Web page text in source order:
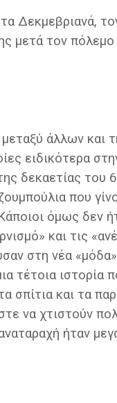
Δεκμεβριανά,
μετά τον
άλλων και
ειδικότερα
δεκαετίας
που
όμως δεν
και τις
στη νέα
τέτοια
σπίτια και τα
να χτιστούν
ήταν